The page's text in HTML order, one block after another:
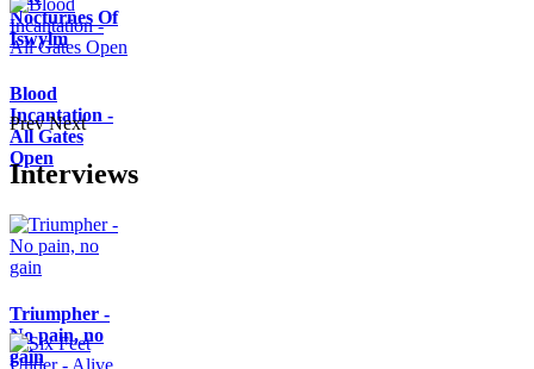
Nocturnes Of
Iswylm
Blood
Incantation -
All Gates
Open
Prev Next
Interviews
Triumpher -
No pain, no
gain